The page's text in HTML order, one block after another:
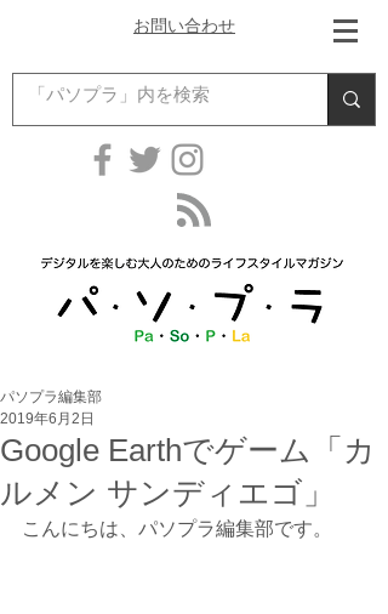
お問い合わせ
Google Earthでゲーム「カ
ルメン サンディエゴ」
パソプラ編集部
2019年6月2日
こんにちは、パソプラ編集部です。